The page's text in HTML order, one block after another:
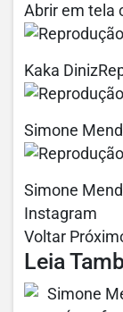
Abrir em tela
Kaka
Simone
Simone
Instagram
Voltar
Leia